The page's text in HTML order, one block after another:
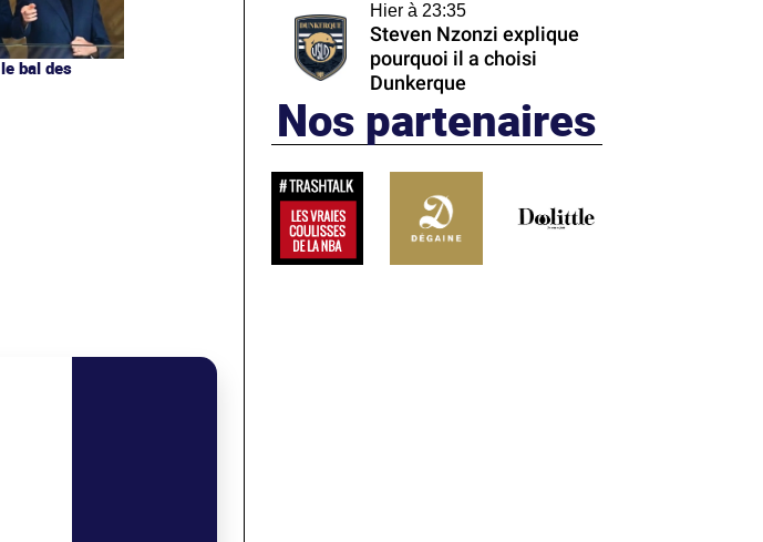
bal des
Hier à 23:35
Steven Nzonzi explique
pourquoi il a choisi
Dunkerque
Nos partenaires